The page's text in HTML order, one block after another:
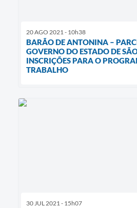
20 AGO 2021 - 10h38
BARÃO DE ANTONINA –
GOVERNO DO ESTADO DE
INSCRIÇÕES PARA O
TRABALHO
30 JUL 2021 - 15h07